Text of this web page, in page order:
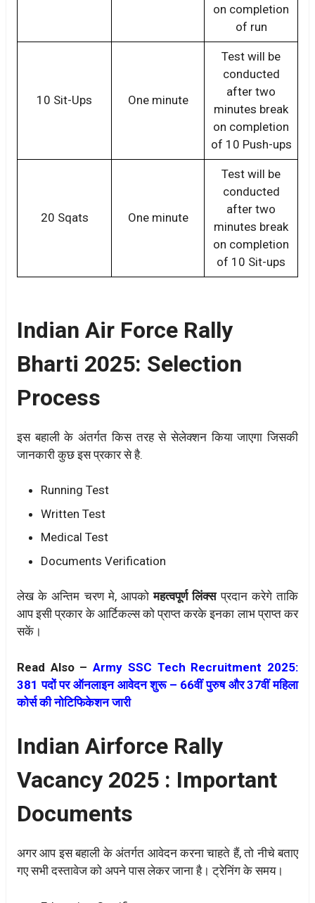
on completion
of run
10 Sit-Ups One minute
Test will be
conducted
after two
minutes break
on completion
of 10 Push-ups
20 Sqats One minute
Test will be
conducted
after two
minutes break
on completion
of 10 Sit-ups
Indian Air Force Rally
Bharti 2025: Selection
Process
इस बहाली के अंतर्गत किस तरह से सेलेक्शन किया जाएगा जिसकी
जानकारी कुछ इस प्रकार से है.
Running Test
Written Test
Medical Test
Documents Verification
लेख के अन्तिम चरण मे, आपकोमहत्वपूर्ण लिंक्सप्रदान करेगे ताकि
आप इसी प्रकार के आर्टिकल्स को प्राप्त करके इनका लाभ प्राप्त कर
सकें।
Read Also –Army SSC Tech Recruitment 2025:
381 पदों पर ऑनलाइन आवेदन शुरू – 66वीं पुरुष और 37वीं महिला
कोर्स की नोटिफिकेशन जारी
Indian Airforce Rally
Vacancy 2025 : Important
Documents
अगर आप इस बहाली के अंतर्गत आवेदन करना चाहते हैं, तो नीचे बताए
गए सभी दस्तावेज को अपने पास लेकर जाना है। ट्रेनिंग के समय।